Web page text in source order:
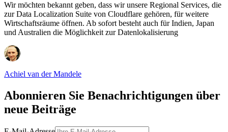
Wir möchten bekannt geben, dass wir unsere Regional Services, die
zur Data Localization Suite von Cloudflare gehören, für weitere
Wirtschaftsräume öffnen. Ab sofort besteht auch für Indien, Japan
und Australien die Möglichkeit zur Datenlokalisierung
Achiel van der Mandele
Abonnieren Sie Benachrichtigungen über
neue Beiträge